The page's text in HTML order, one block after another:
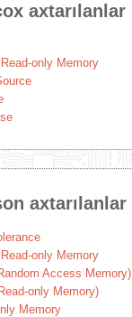
axtarılanlar
only Memory
axtarılanlar
only Memory
Access Memory)
only Memory)
Memory